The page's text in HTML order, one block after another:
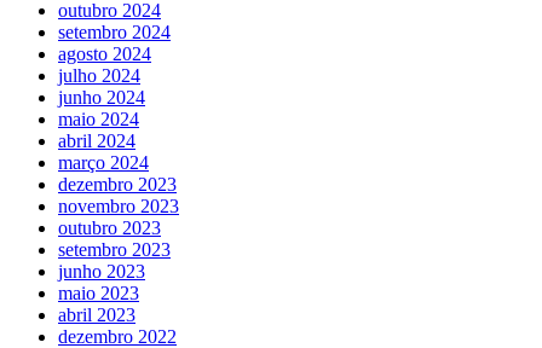
outubro 2024
setembro 2024
agosto 2024
julho 2024
junho 2024
maio 2024
abril 2024
março 2024
dezembro 2023
novembro 2023
outubro 2023
setembro 2023
junho 2023
maio 2023
abril 2023
dezembro 2022